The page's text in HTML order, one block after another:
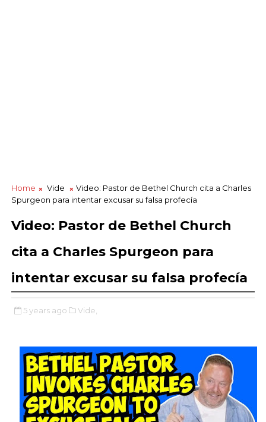
Home Vide
Video: Pastor de Bethel Church cita a Charles
Spurgeon para intentar excusar su falsa profecía
Video: Pastor de Bethel Church
cita a Charles Spurgeon para
intentar excusar su falsa profecía
5 years ago Vide,